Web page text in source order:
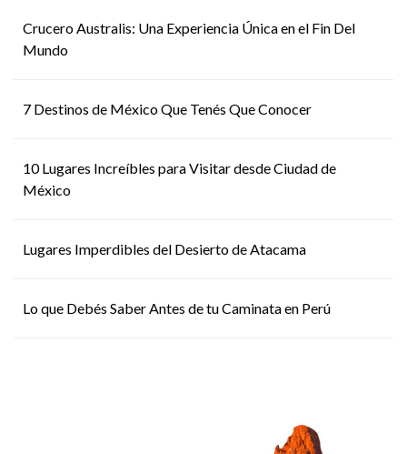
Crucero Australis: Una Experiencia Única en el Fin Del
Mundo
7 Destinos de México Que Tenés Que Conocer
10 Lugares Increíbles para Visitar desde Ciudad de
México
Lugares Imperdibles del Desierto de Atacama
Lo que Debés Saber Antes de tu Caminata en Perú